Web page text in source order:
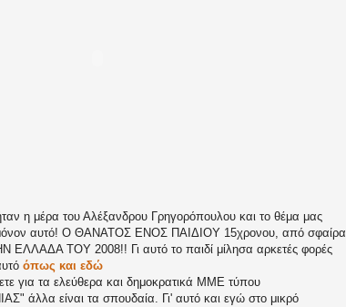
η μέρα του Αλέξανδρου Γρηγορόπουλου και το θέμα μας
μόνον αυτό! Ο ΘΑΝΑΤΟΣ ΕΝΟΣ ΠΑΙΔΙΟΥ 15χρονου, από σφαίρα
ΕΛΛΑΔΑ ΤΟΥ 2008!! Γι αυτό το παιδί μίλησα αρκετές φορές
όπως και εδώ
για τα ελεύθερα και δημοκρατικά ΜΜΕ τύπου
άλλα είναι τα σπουδαία. Γι' αυτό και εγώ στο μικρό